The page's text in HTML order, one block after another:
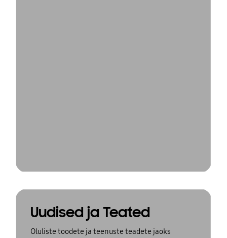
Uudised ja Teated
Oluliste toodete ja teenuste teadete jaoks